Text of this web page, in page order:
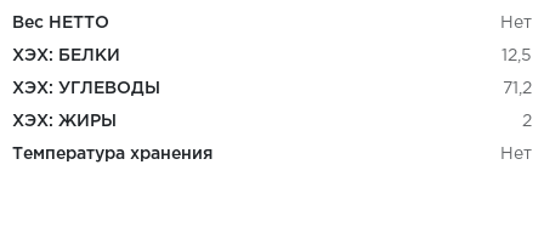
Вес НЕТТО Нет
ХЭХ: БЕЛКИ 12,5
ХЭХ: УГЛЕВОДЫ 71,2
ХЭХ: ЖИРЫ 2
Температура хранения Нет